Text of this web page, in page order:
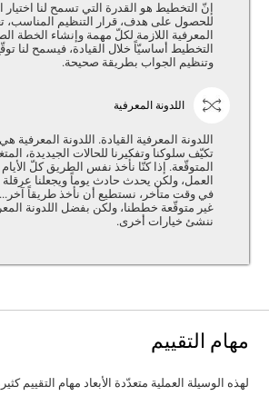
إنّ التخطيط هو القدرة التي تسمح لنا اختيار
للحصول على هدف، قرار التنظيم المناسب،
المعرفية اللازمة لكلّ مهمة وإنشاء الخطة
التخطيط أساسيّاً خلال القيادة، فيسمح لنا
وتنظيم الجواب بطريقة صحيحة.
اللدونة المعرفية
اللدونة المعرفية القيادة. اللدونة المعرفية
تكيّف سلوكنا وتفكيرنا للحالات الجيديدة،
المتوقّعة. إذا كنّا نأخذ نفس الطريق كلّ
العمل، ولكن يحدث حادث يوماً ويجعلنا
في وقت متأخر، نستطيع أن نأخذ طريقاً
غير متوقّعة خططنا، ولكن بفضل اللدونة
ننشئ خيارات أخرى.
مهام التقييم
لهذه الوسيلة العملية متعدّدة الأبعاد مهام التقييم